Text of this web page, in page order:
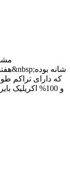
و 100%